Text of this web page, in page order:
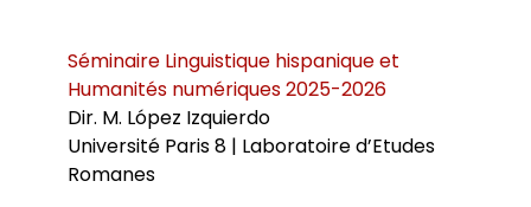
Journées d’études
Colloques
Soutenances de doctorat
Soutenances HDR
Les Revues du LER
Revue Pandora
Cuadernos LIRICO
Cahiers ALHIM
RITA
Publications
Ouvrages
Dossiers et numéros de revues
Séminaire Linguistique hispanique et
Humanités numériques 2025-2026
Dir. M. López Izquierdo
Université Paris 8 | Laboratoire d’Etudes
Romanes